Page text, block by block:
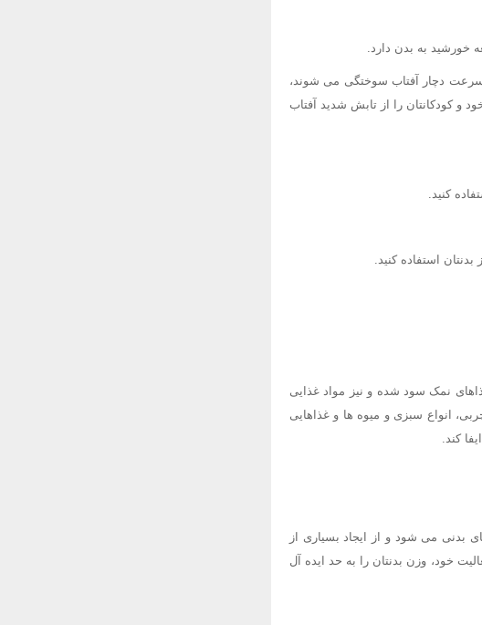
به بدن دارد.
دچار آفتاب سوختگی می شوند،
و کودکانتان را از تابش شدید آفتاب
استفاده کنید.
نمک سود شده و نیز مواد غذایی
انواع سبزی و میوه ها و غذاهایی
کند.
بدنی می شود و از ایجاد بسیاری از
خود، وزن بدنتان را به حد ایده آل